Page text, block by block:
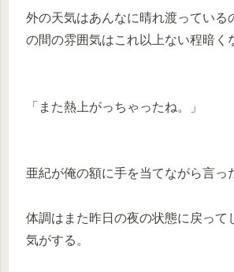
外の天気はあんなに晴れ渡っている
の間の雰囲気はこれ以上ない程暗く
「また熱上がっちゃったね。」
亜紀が俺の額に手を当てながら言っ
体調はまた昨日の夜の状態に戻って
気がする。